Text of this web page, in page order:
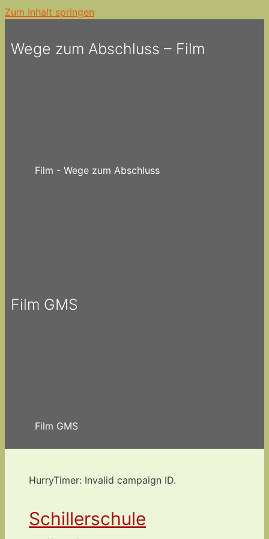
Zum Inhalt springen
Wege zum Abschluss – Film
Film - Wege zum Abschluss
Film GMS
Film GMS
HurryTimer: Invalid campaign ID.
Schillerschule